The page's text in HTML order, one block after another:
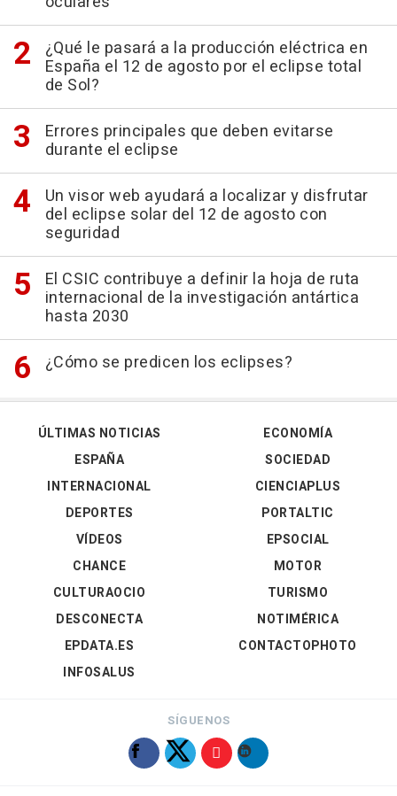
¿Qué le pasará a la producción eléctrica en
España el 12 de agosto por el eclipse total
de Sol?
Errores principales que deben evitarse
durante el eclipse
Un visor web ayudará a localizar y disfrutar
del eclipse solar del 12 de agosto con
seguridad
El CSIC contribuye a definir la hoja de ruta
internacional de la investigación antártica
hasta 2030
¿Cómo se predicen los eclipses?
ÚLTIMAS NOTICIAS
ESPAÑA
INTERNACIONAL
DEPORTES
VÍDEOS
ECONOMÍA
SOCIEDAD
CIENCIAPLUS
PORTALTIC
EPSOCIAL
CHANCE
CULTURAOCIO
DESCONECTA
EPDATA.ES
INFOSALUS
MOTOR
TURISMO
NOTIMÉRICA
CONTACTOPHOTO
SÍGUENOS